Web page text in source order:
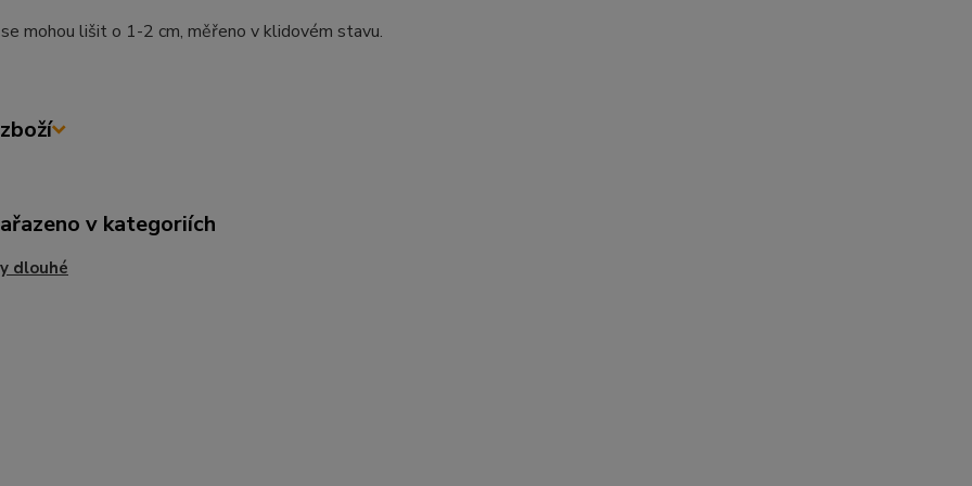
mohou lišit o 1-2 cm, měřeno v klidovém stavu.
v kategoriích
dlouhé